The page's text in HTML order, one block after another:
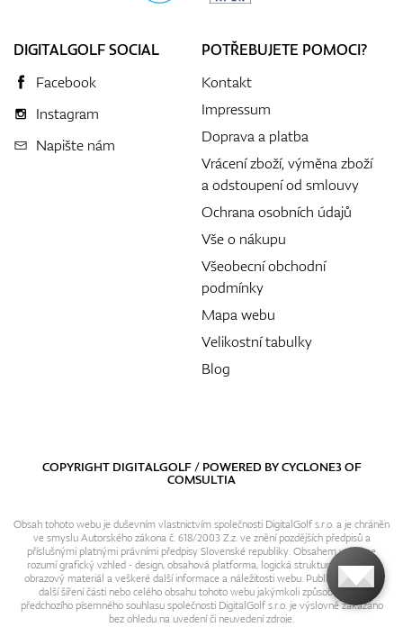
DIGITALGOLF SOCIAL
Facebook
Instagram
Napište nám
POTŘEBUJETE POMOCI?
Kontakt
Impressum
Doprava a platba
Vrácení zboží, výměna zboží
a odstoupení od smlouvy
Ochrana osobních údajů
Vše o nákupu
Všeobecní obchodní
podmínky
Mapa webu
Velikostní tabulky
Blog
COPYRIGHT DIGITALGOLF / POWERED BYCYCLONE3OF
COMSULTIA
Obsah tohoto webu je duševním vlastnictvím společnosti DigitalGolf s.r.o. a je chráněn
ve smyslu Autorského zákona č. 618/2003 Z.z. ve znění pozdějších předpisů a
příslušnými platnými právními předpisy Slovenské republiky. Obsahem webu se
rozumí grafický vzhled - design, obsahová platforma, logická struktura, textový i
obrazový materiál a veškeré další informace a náležitosti webu. Publikování resp.
další šíření části nebo celého obsahu tohoto webu jakýmkoli způsobem bez
předchozího písemného souhlasu společnosti DigitalGolf s.r.o. je výslovně zakázáno
bez ohledu na uvedení či neuvedení zdroje.